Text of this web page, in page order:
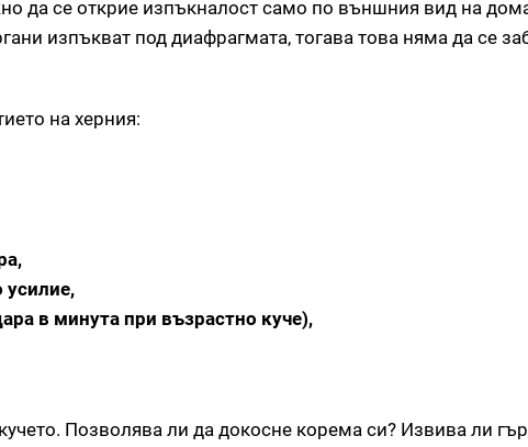
да се открие изпъкналост само по външния вид на
изпъкват под диафрагмата, тогава това няма да се
на херния:
в минута при възрастно куче),
Позволява ли да докосне корема си? Извива ли